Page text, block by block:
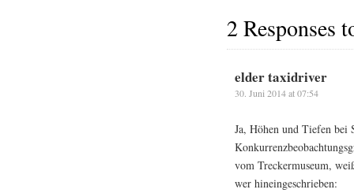
2 Responses
elder taxidriver
30. Juni 2014 at 07:54
Ja, Höhen und Tiefen bei
vom Treckermuseum,
wer hineingeschrieben: